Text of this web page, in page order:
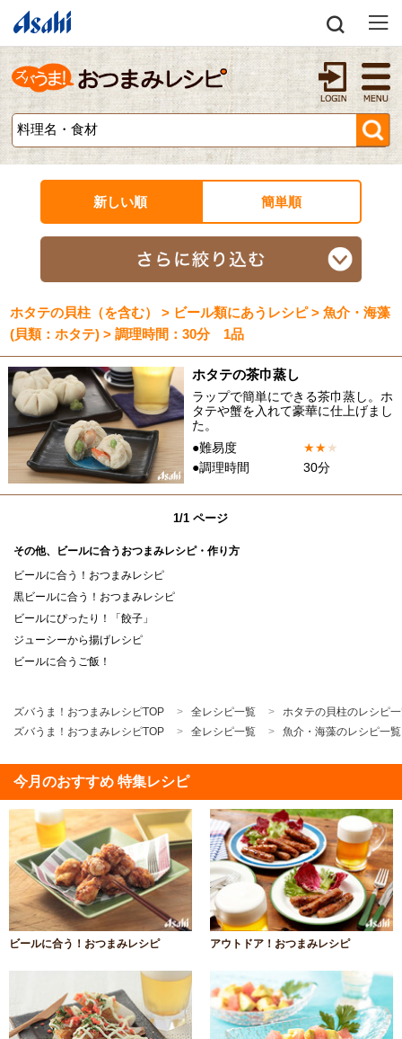
新しい順 簡単順
ホタテの貝柱（を含む） > ビール類にあうレシピ > 魚介・海藻
(貝類：ホタテ) > 調理時間：30分 1品
ホタテの茶巾蒸し
ラップで簡単にできる茶巾蒸し。ホ
タテや蟹を入れて豪華に仕上げまし
た。
●難易度
★★★
●調理時間
30分
1/1 ページ
その他、ビールに合うおつまみレシピ・作り方
ビールに合う！おつまみレシピ
黒ビールに合う！おつまみレシピ
ビールにぴったり！「餃子」
ジューシーから揚げレシピ
ビールに合うご飯！
ズバうま！おつまみレシピTOP 全レシピ一覧
ホタテの貝柱のレシピ
ズバうま！おつまみレシピTOP
全レシピ一覧 魚介・海藻のレシピ一覧
今月のおすすめ 特集レシピ
ビールに合う！おつまみレシピ アウトドア！おつまみレシピ